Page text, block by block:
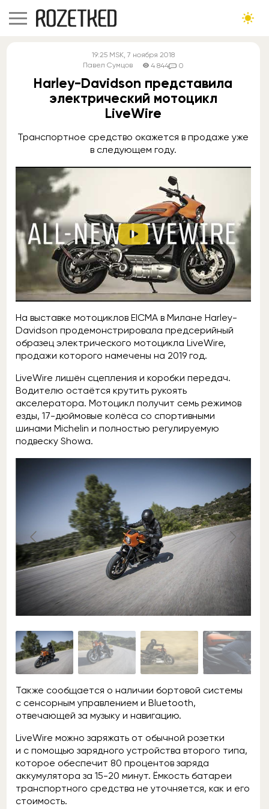
19:25 MSK, 7 ноября 2018
Павел Сумцов
4 844 0
Harley-Davidson представила
электрический мотоцикл
LiveWire
Транспортное средство окажется в продаже уже
в следующем году.
На выставке мотоциклов EICMA в Милане Harley-
Davidson продемонстрировала предсерийный
образец электрического мотоцикла LiveWire,
продажи которого намечены на 2019 год.
LiveWire лишён сцепления и коробки передач.
Водителю остаётся крутить рукоять
акселератора. Мотоцикл получит семь режимов
езды, 17-дюймовые колёса со спортивными
шинами Michelin и полностью регулируемую
подвеску Showa.
Также сообщается о наличии бортовой системы
с сенсорным управлением и Bluetooth,
отвечающей за музыку и навигацию.
LiveWire можно заряжать от обычной розетки
и с помощью зарядного устройства второго типа,
которое обеспечит 80 процентов заряда
аккумулятора за 15-20 минут. Ёмкость батареи
транспортного средства не уточняется, как и его
стоимость.